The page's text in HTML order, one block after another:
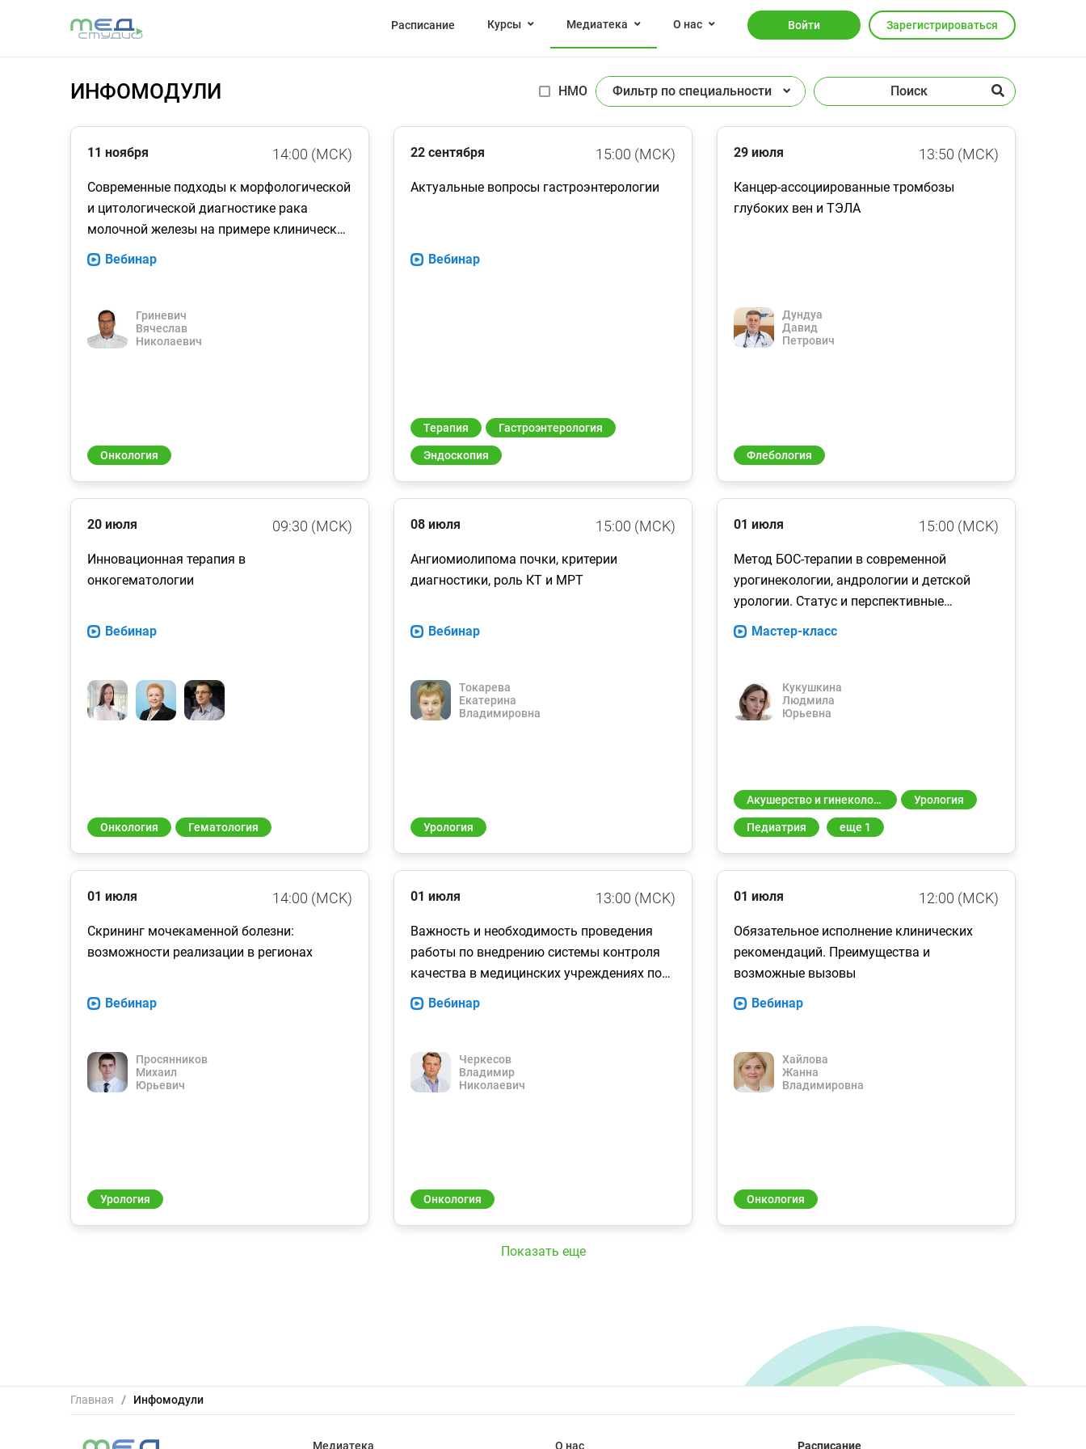
Расписание Курсы Медиатека О нас Войти Зарегистрироваться
ИНФОМОДУЛИ НМО
11 ноября 14:00 (MCK)
Современные подходы к морфологической
и цитологической диагностике рака
молочной железы на примере клинической
рекомендации
Вебинар
Гриневич
Вячеслав
Николаевич
Онкология
22 сентября 15:00 (MCK)
Актуальные вопросы гастроэнтерологии
Вебинар
Терапия Гастроэнтерология
Эндоскопия
29 июля 13:50 (MCK)
Канцер-ассоциированные тромбозы
глубоких вен и ТЭЛА
Дундуа
Давид
Петрович
Флебология
20 июля 09:30 (MCK)
Инновационная терапия в
онкогематологии
Вебинар
Онкология Гематология
08 июля 15:00 (MCK)
Ангиомиолипома почки, критерии
диагностики, роль КТ и МРТ
Вебинар
Токарева
Екатерина
Владимировна
Урология
01 июля 15:00 (MCK)
Метод БОС-терапии в современной
урогинекологии, андрологии и детской
урологии. Статус и перспективные
направления применения
Мастер-класс
Кукушкина
Людмила
Юрьевна
Акушерство и гинекология Урология
Педиатрия еще 1
01 июля 14:00 (MCK)
Скрининг мочекаменной болезни:
возможности реализации в регионах
Вебинар
Просянников
Михаил
Юрьевич
Урология
01 июля 13:00 (MCK)
Важность и необходимость проведения
работы по внедрению системы контроля
качества в медицинских учреждениях по
профилю «онкология»
Вебинар
Черкесов
Владимир
Николаевич
Онкология
01 июля 12:00 (MCK)
Обязательное исполнение клинических
рекомендаций. Преимущества и
возможные вызовы
Вебинар
Хайлова
Жанна
Владимировна
Онкология
Показать еще
Главная / Инфомодули
Медиатека О нас Расписание